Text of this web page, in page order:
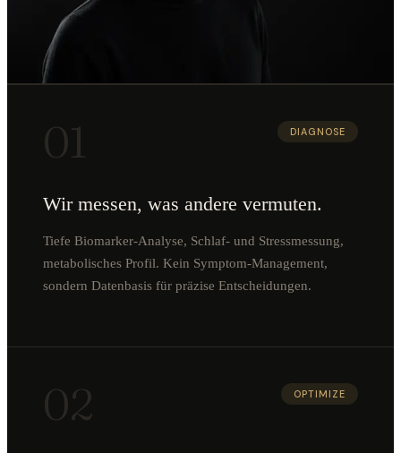
01 DIAGNOSE
Wir messen, was andere vermuten.
Tiefe Biomarker-Analyse, Schlaf- und Stressmessung,
metabolisches Profil. Kein Symptom-Management,
sondern Datenbasis für präzise Entscheidungen.
02 OPTIMIZE